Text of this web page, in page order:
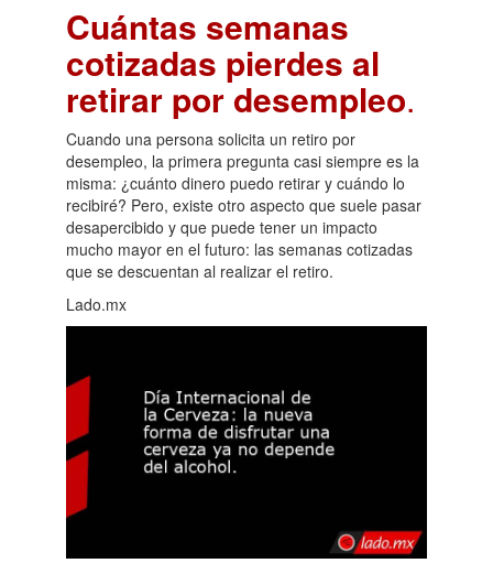
Cuántas semanas
cotizadas pierdes al
retirar por desempleo.
Cuando una persona solicita un retiro por
desempleo, la primera pregunta casi siempre es la
misma: ¿cuánto dinero puedo retirar y cuándo lo
recibiré? Pero, existe otro aspecto que suele pasar
desapercibido y que puede tener un impacto
mucho mayor en el futuro: las semanas cotizadas
que se descuentan al realizar el retiro.
Lado.mx